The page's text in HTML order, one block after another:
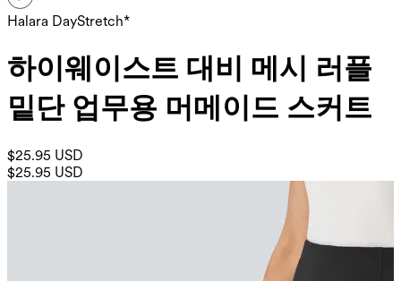
Halara DayStretch*
하이웨이스트 대비 메시 러플
밑단 업무용 머메이드 스커트
$25.95 USD
$25.95 USD